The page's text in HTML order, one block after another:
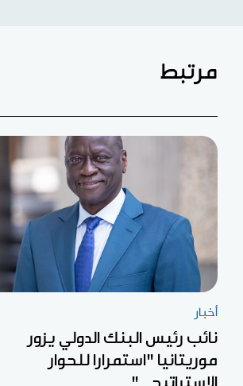
مرتبط
أخبار
نائب رئيس البنك الدولي يزور
موريتانيا "استمرارا للحوار